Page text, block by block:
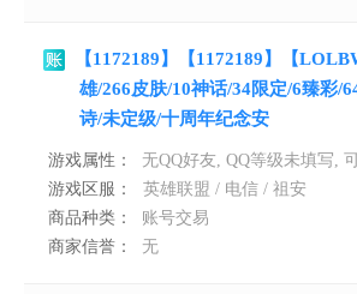
【1172189】【1172189】【
雄/266皮肤/10神话/34限定/6臻彩/
诗/未定级/十周年纪念安
游戏属性：
无QQ好友, QQ等级未填写,
游戏区服：
英雄联盟 / 电信 / 祖安
商品种类：
账号交易
商家信誉：
无